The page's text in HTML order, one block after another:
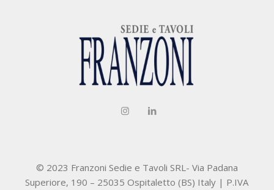
© 2023 Franzoni Sedie e Tavoli SRL- Via Padana
Superiore, 190 – 25035 Ospitaletto (BS) Italy | P.IVA